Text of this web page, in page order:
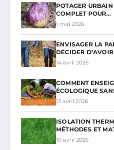
POTAGER
COMPLET POUR…
1 mai 2026
ENVISAGER LA
DÉCIDER
14 avril 2026
COMMENT
ÉCOLOGIQUE
13 avril 2026
ISOLATION
MÉTHODES ET
10 avril 2026